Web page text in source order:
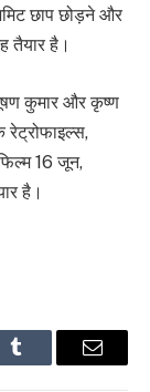
छाप छोड़ने और
तैयार है।
कुमार और कृष्ण
फिल्म 16 जून,
है।
Tumblr Email